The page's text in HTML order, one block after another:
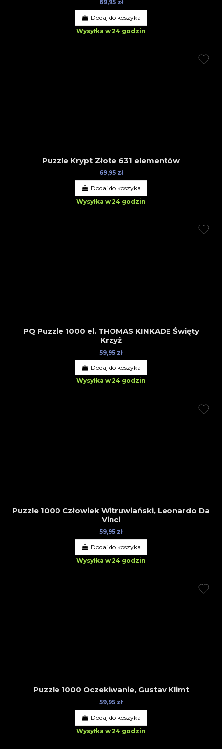
69,95 zł
Dodaj do koszyka
Wysyłka w 24 godzin
Puzzle Krypt Złote 631 elementów
69,95 zł
Dodaj do koszyka
Wysyłka w 24 godzin
PQ Puzzle 1000 el. THOMAS KINKADE Święty
Krzyż
59,95 zł
Dodaj do koszyka
Wysyłka w 24 godzin
Puzzle 1000 Człowiek Witruwiański, Leonardo Da
Vinci
59,95 zł
Dodaj do koszyka
Wysyłka w 24 godzin
Puzzle 1000 Oczekiwanie, Gustav Klimt
59,95 zł
Dodaj do koszyka
Wysyłka w 24 godzin